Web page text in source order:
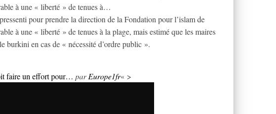
à une « liberté » de tenues à…
pour prendre la direction de la Fondation pour l’islam de
à une « liberté » de tenues à la plage, mais estimé que les maires
burkini en cas de « nécessité d’ordre public ».
faire un effort pour… parEurope1fr« >